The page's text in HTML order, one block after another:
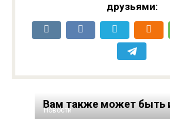
друзьями:
Вам также может быть
Новости